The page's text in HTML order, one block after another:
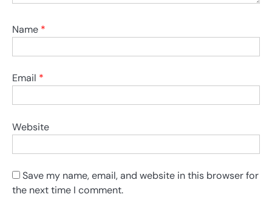
Name *
Email *
Website
Save my name, email, and website in this browser for
the next time I comment.